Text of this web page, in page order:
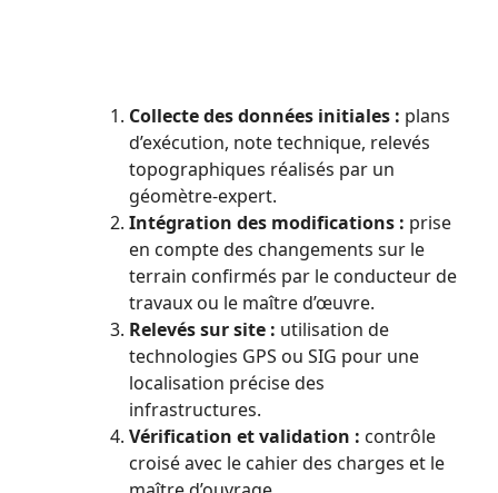
Collecte des données initiales : plans
d’exécution, note technique, relevés
topographiques réalisés par un
géomètre-expert.
Intégration des modifications : prise
en compte des changements sur le
terrain confirmés par le conducteur de
travaux ou le maître d’œuvre.
Relevés sur site : utilisation de
technologies GPS ou SIG pour une
localisation précise des
infrastructures.
Vérification et validation : contrôle
croisé avec le cahier des charges et le